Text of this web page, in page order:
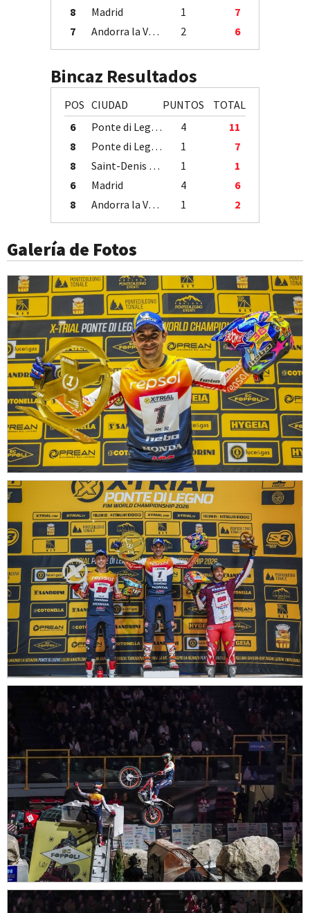
8
Madrid 1
7
7
Andorra la Vella 2 6
Bincaz Resultados
POS CIUDAD PUNTOS
TOTAL
6
Ponte di Legno 4
11
8
Ponte di Legno 1
7
8
Saint-Denis / Île de la Réunion 1
1
6
Madrid 4
6
8
Andorra la Vella 1 2
Galería de Fotos